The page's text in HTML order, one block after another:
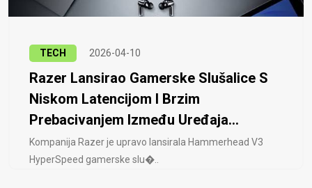
TECH 2026-04-10
Razer Lansirao Gamerske Slušalice S
Niskom Latencijom I Brzim
Prebacivanjem Između Uređaja...
Kompanija Razer je upravo lansirala Hammerhead V3
HyperSpeed ​​gamerske slu�..